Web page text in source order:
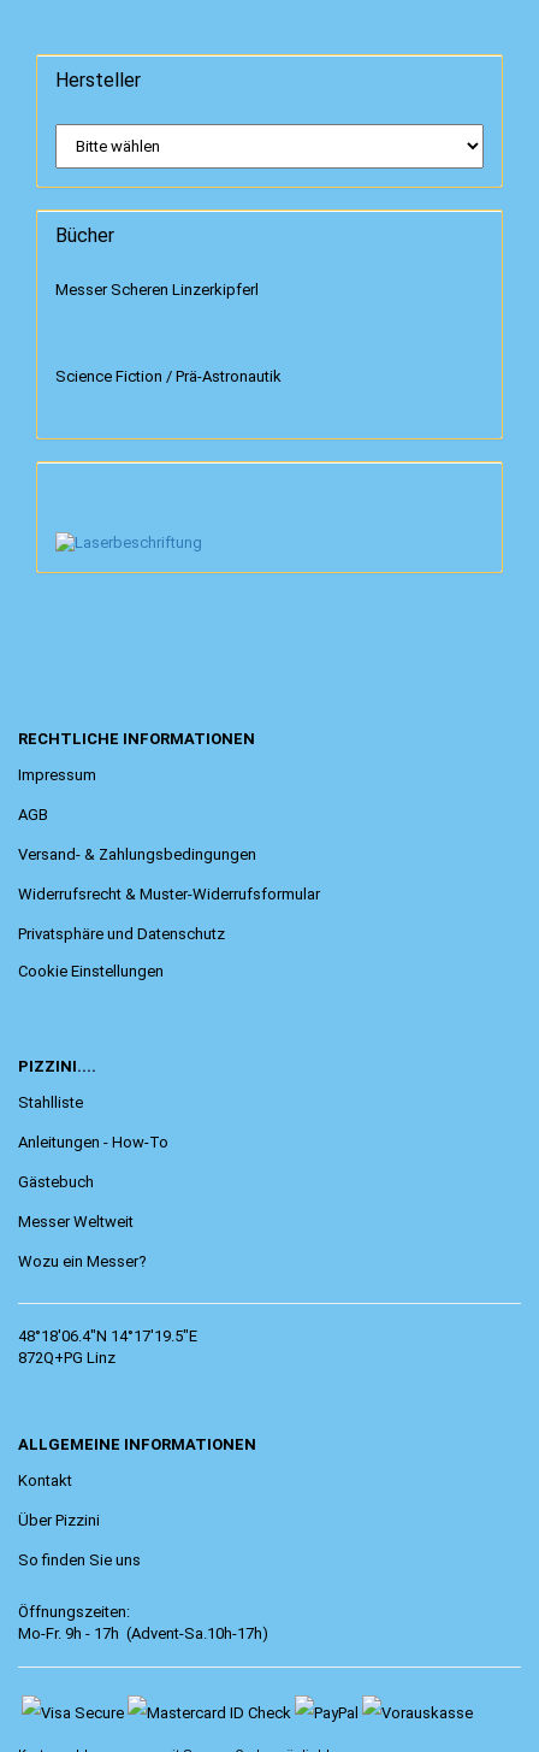
Hersteller
Bücher
Messer Scheren Linzerkipferl
Science Fiction / Prä-Astronautik
RECHTLICHE INFORMATIONEN
Impressum
AGB
Versand- & Zahlungsbedingungen
Widerrufsrecht & Muster-Widerrufsformular
Privatsphäre und Datenschutz
Cookie Einstellungen
PIZZINI....
Stahlliste
Anleitungen - How-To
Gästebuch
Messer Weltweit
Wozu ein Messer?
48°18'06.4"N 14°17'19.5"E
872Q+PG Linz
ALLGEMEINE INFORMATIONEN
Kontakt
Über Pizzini
So finden Sie uns
Öffnungszeiten:
Mo-Fr. 9h - 17h (Advent-Sa.10h-17h)